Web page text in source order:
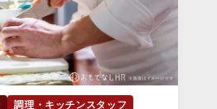
調理・キッチンスタッフ